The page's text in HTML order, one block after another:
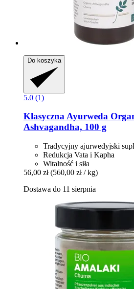
Do koszyka
5.0 (1)
Klasyczna Ayurweda
Ashvagandha, 100 g
Tradycyjny ajurwedyjski
Redukcja Vata i Kapha
Witalność i siła
56,00 zł (560,00 zł / kg)
Dostawa do 11 sierpnia